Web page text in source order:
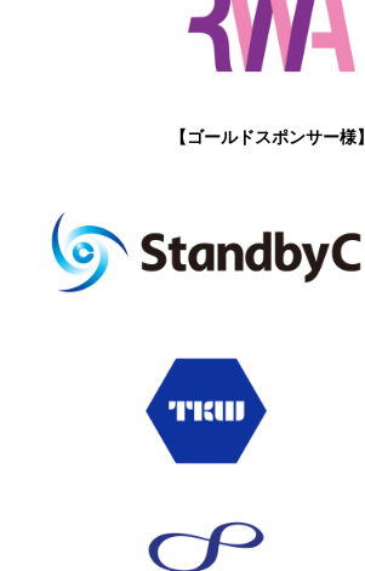
【ゴールドスポンサー様】